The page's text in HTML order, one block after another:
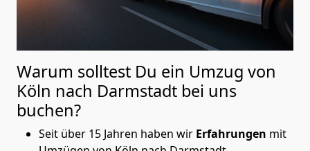
Warum solltest Du ein Umzug von
Köln nach Darmstadt bei uns
buchen?
Seit über 15 Jahren haben wir Erfahrungen mit